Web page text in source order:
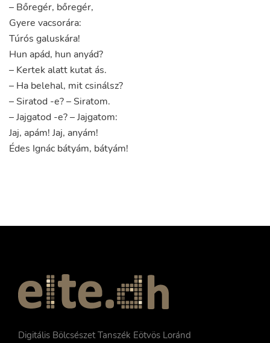
– Bőregér, bőregér,
Gyere vacsorára:
Túrós galuskára!
Hun apád, hun anyád?
– Kertek alatt kutat ás.
– Ha belehal, mitcsinálsz?
– Siratod -e?– Siratom.
–Jajgatod -e?–Jajgatom:
Jaj, apám! Jaj, anyám!
Édes Ignác bátyám, bátyám!
Digitális Bölcsészet Tanszék Eötvös Loránd